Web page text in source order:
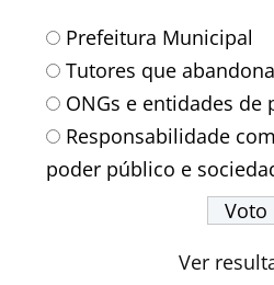
Prefeitura Municipal
Tutores que
ONGs e entidades de
Responsabilidade
poder público e
Ver